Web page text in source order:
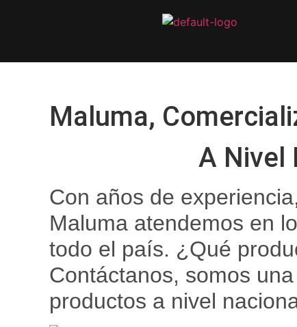
Maluma,
A Nivel
Con años de
Maluma atendemos en
todo el país. ¿Qué
Contáctanos, somos
productos a nivel